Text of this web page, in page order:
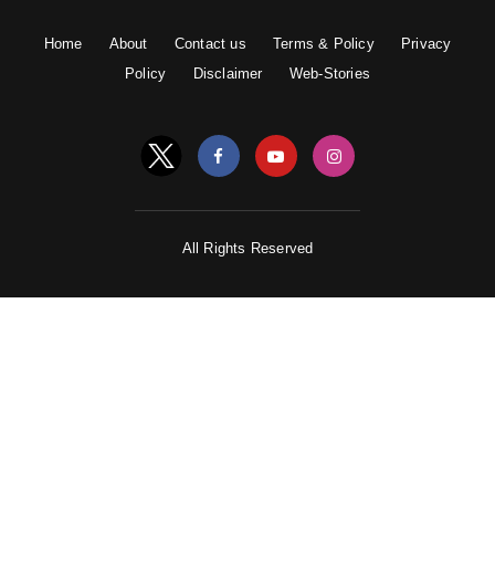
Home About Contact us Terms & Policy
Privacy
Policy
Disclaimer Web-Stories
All Rights Reserved